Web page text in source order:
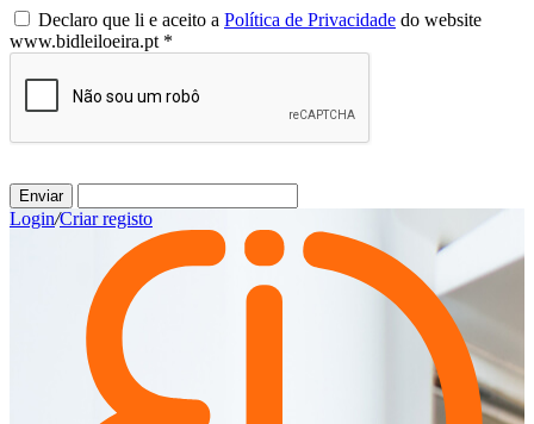
Declaro que li e aceito a Política de Privacidade do website
www.bidleiloeira.pt *
Enviar
Login/Criar registo